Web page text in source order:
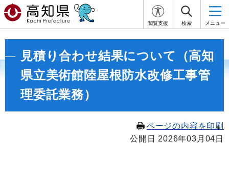
閲覧支援 検索 メニュー
見積り合わせ結果について（高知
県立美術館陸屋根防水改修工事管
理委託業務）
ページの内容を印刷
公開日 2026年03月04日